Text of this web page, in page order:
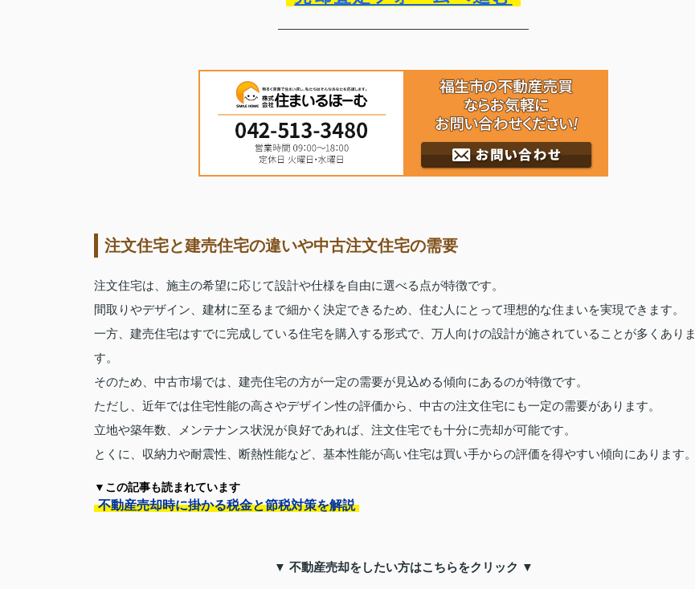
注文住宅と建売住宅の違いや中古注文住宅の需要
注文住宅は、施主の希望に応じて設計や仕様を自由に選べる点が特徴です。
間取りやデザイン、建材に至るまで細かく決定できるため、住む人にとって理想的な住まいを実現できます。
一方、建売住宅はすでに完成している住宅を購入する形式で、万人向けの設計が施されていることが多くありま
す。
そのため、中古市場では、建売住宅の方が一定の需要が見込める傾向にあるのが特徴です。
ただし、近年では住宅性能の高さやデザイン性の評価から、中古の注文住宅にも一定の需要があります。
立地や築年数、メンテナンス状況が良好であれば、注文住宅でも十分に売却が可能です。
とくに、収納力や耐震性、断熱性能など、基本性能が高い住宅は買い手からの評価を得やすい傾向にあります。
▼この記事も読まれています
不動産売却時に掛かる税金と節税対策を解説
▼ 不動産売却をしたい方はこちらをクリック ▼